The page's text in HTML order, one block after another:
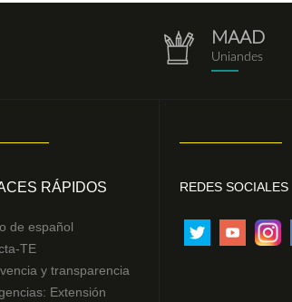
repositorio.png
MAAD
Uniandes
RÁPIDOS
de español
TE
y transparencia
Extensión
REDES SOCIALES